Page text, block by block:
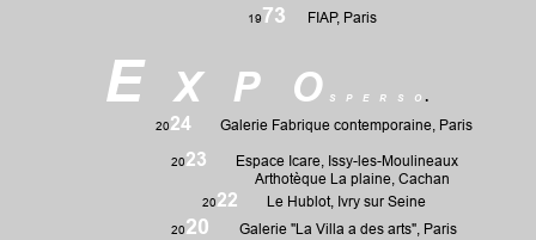
1973 FIAP, Paris
E x p o s p e r s o .
2024 Galerie Fabrique contemporaine, Paris
2023 Espace Icare, Issy-les-Moulineaux
Arthotèque La plaine, Cachan
2022 Le Hublot, Ivry sur Seine
2020 Galerie "La Villa a des arts", Paris